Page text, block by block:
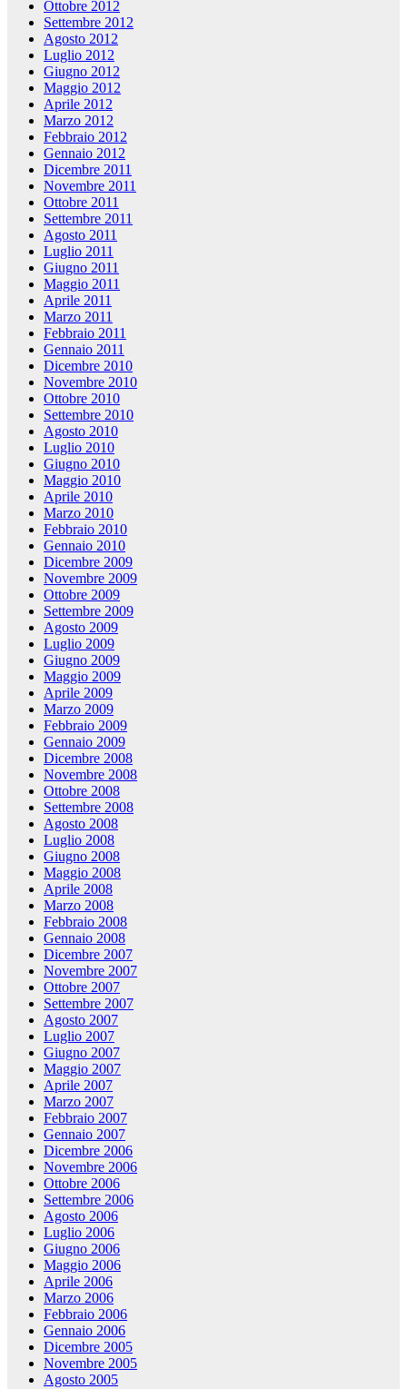
Ottobre 2012
Settembre 2012
Agosto 2012
Luglio 2012
Giugno 2012
Maggio 2012
Aprile 2012
Marzo 2012
Febbraio 2012
Gennaio 2012
Dicembre 2011
Novembre 2011
Ottobre 2011
Settembre 2011
Agosto 2011
Luglio 2011
Giugno 2011
Maggio 2011
Aprile 2011
Marzo 2011
Febbraio 2011
Gennaio 2011
Dicembre 2010
Novembre 2010
Ottobre 2010
Settembre 2010
Agosto 2010
Luglio 2010
Giugno 2010
Maggio 2010
Aprile 2010
Marzo 2010
Febbraio 2010
Gennaio 2010
Dicembre 2009
Novembre 2009
Ottobre 2009
Settembre 2009
Agosto 2009
Luglio 2009
Giugno 2009
Maggio 2009
Aprile 2009
Marzo 2009
Febbraio 2009
Gennaio 2009
Dicembre 2008
Novembre 2008
Ottobre 2008
Settembre 2008
Agosto 2008
Luglio 2008
Giugno 2008
Maggio 2008
Aprile 2008
Marzo 2008
Febbraio 2008
Gennaio 2008
Dicembre 2007
Novembre 2007
Ottobre 2007
Settembre 2007
Agosto 2007
Luglio 2007
Giugno 2007
Maggio 2007
Aprile 2007
Marzo 2007
Febbraio 2007
Gennaio 2007
Dicembre 2006
Novembre 2006
Ottobre 2006
Settembre 2006
Agosto 2006
Luglio 2006
Giugno 2006
Maggio 2006
Aprile 2006
Marzo 2006
Febbraio 2006
Gennaio 2006
Dicembre 2005
Novembre 2005
Agosto 2005